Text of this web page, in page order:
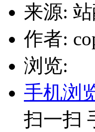
来源:
作者:
浏览:
手机浏
扫一扫